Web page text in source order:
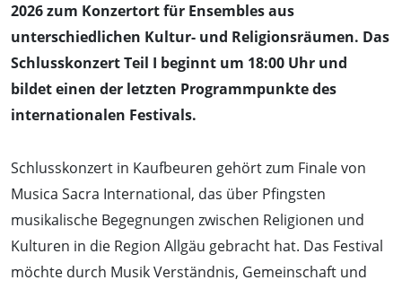
2026 zum Konzertort für Ensembles aus
unterschiedlichen Kultur- und Religionsräumen. Das
Schlusskonzert Teil I beginnt um 18:00 Uhr und
bildet einen der letzten Programmpunkte des
internationalen Festivals.
Schlusskonzert in Kaufbeuren gehört zum Finale von
Musica Sacra International, das über Pfingsten
musikalische Begegnungen zwischen Religionen und
Kulturen in die Region Allgäu gebracht hat. Das Festival
möchte durch Musik Verständnis, Gemeinschaft und